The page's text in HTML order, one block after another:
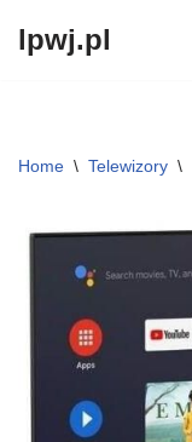
lpwj.pl
Home \ Telewizory \